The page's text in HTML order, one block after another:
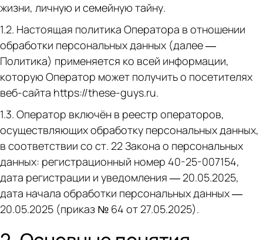
жизни, личную и семейную тайну.
1.2. Настоящая политика Оператора в отношении
обработки персональных данных (далее —
Политика) применяется ко всей информации,
которую Оператор может получить о посетителях
веб-сайта https://these-guys.ru.
1.3. Оператор включён в реестр операторов,
осуществляющих обработку персональных данных,
в соответствии со ст. 22 Закона о персональных
данных: регистрационный номер 40-25-007154,
дата регистрации и уведомления — 20.05.2025,
дата начала обработки персональных данных —
20.05.2025 (приказ № 64 от 27.05.2025).